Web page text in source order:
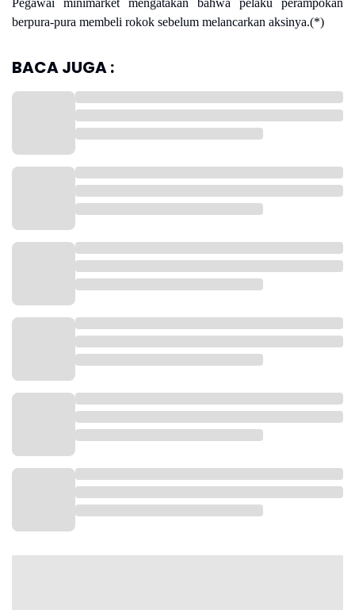
Pegawai minimarket mengatakan bahwa pelaku perampokan
berpura-pura membeli rokok sebelum melancarkan aksinya.(*)
BACA JUGA :